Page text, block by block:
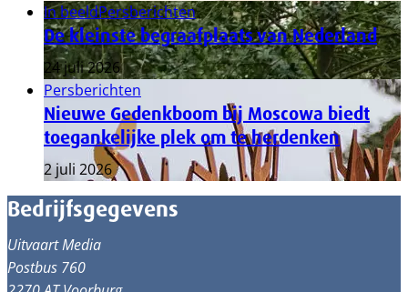
In beeldPersberichten
De kleinste begraafplaats van Nederland
24 juli 2026
Persberichten
Nieuwe Gedenkboom bij Moscowa biedt
toegankelijke plek om te herdenken
2 juli 2026
Bedrijfsgegevens
Uitvaart Media
Postbus 760